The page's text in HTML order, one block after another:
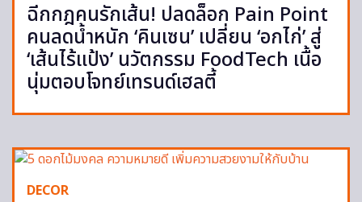
ฉีกกฎคนรักเส้น! ปลดล็อก Pain Point
คนลดน้ำหนัก ‘คินเซน’ เปลี่ยน ‘อกไก่’ สู่
‘เส้นไร้แป้ง’ นวัตกรรม FoodTech เนื้อ
นุ่มตอบโจทย์เทรนด์เฮลตี้
DECOR